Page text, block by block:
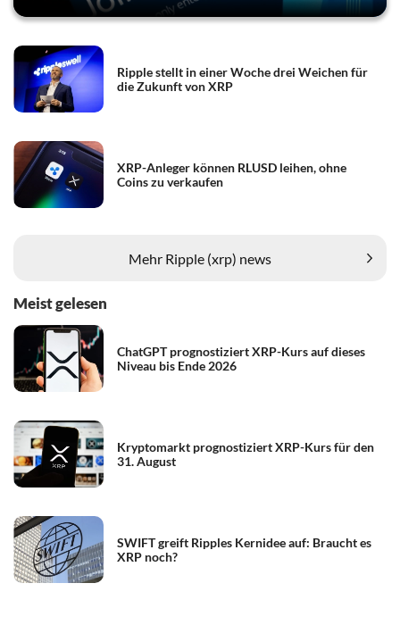
Ripple stellt in einer Woche drei Weichen für
die Zukunft von XRP
XRP-Anleger können RLUSD leihen, ohne
Coins zu verkaufen
Mehr Ripple (xrp) news
Meist gelesen
ChatGPT prognostiziert XRP-Kurs auf dieses
Niveau bis Ende 2026
Kryptomarkt prognostiziert XRP-Kurs für den
31. August
SWIFT greift Ripples Kernidee auf: Braucht es
XRP noch?